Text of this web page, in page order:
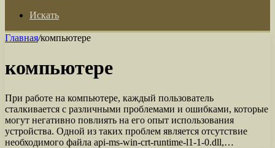
Искать
Главная/компьютере
компьютере
При работе на компьютере, каждый пользователь
сталкивается с различными проблемами и ошибками, которые
могут негативно повлиять на его опыт использования
устройства. Одной из таких проблем является отсутствие
необходимого файла api-ms-win-crt-runtime-l1-1-0.dll,…